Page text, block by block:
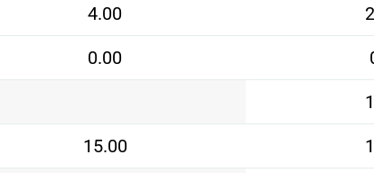
4.00
0.00
15.00